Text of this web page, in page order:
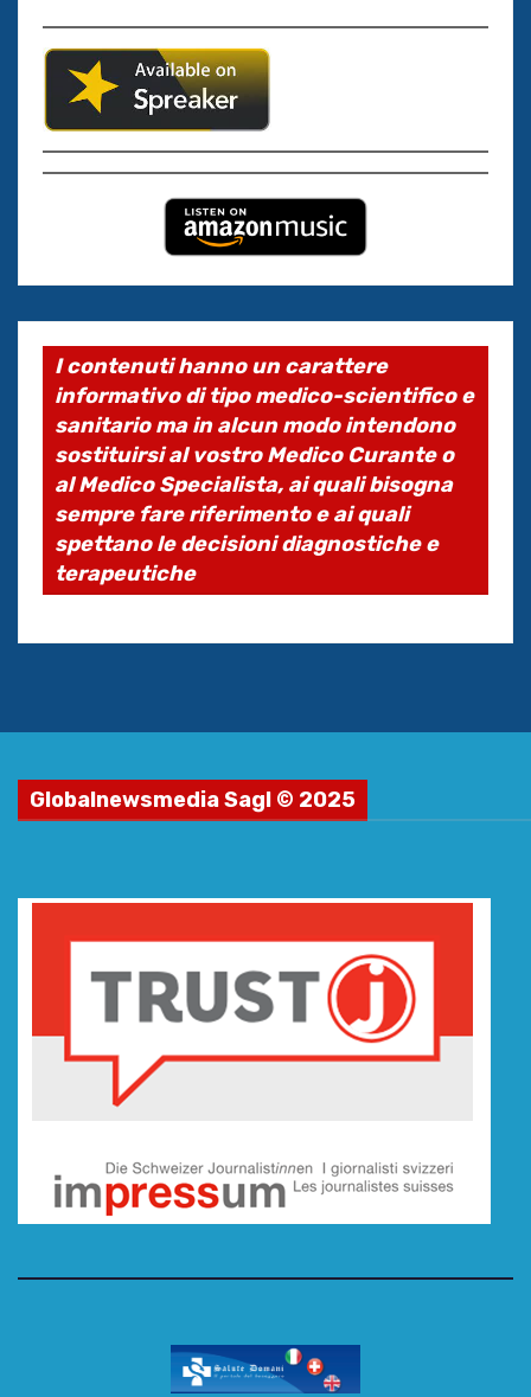
I contenuti hanno un carattere
informativo di tipo medico-scientifico e
sanitario ma in alcun modo intendono
sostituirsi al vostro Medico Curante o
al Medico Specialista, ai quali bisogna
sempre fare riferimento e ai quali
spettano le decisioni diagnostiche e
terapeutiche
Globalnewsmedia Sagl © 2025